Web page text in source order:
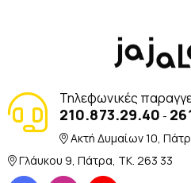
Τηλεφωνικές
210.873.29.40 -
Ακτή Δυμαίων 10,
Γλάυκου 9, Πάτρα, TK. 263 33